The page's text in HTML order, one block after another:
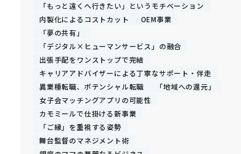
「もっと遠くへ行きたい」というモチベーション
内製化によるコストカット
OEM事業
「夢の共有」
「デジタル×ヒューマンサービス」の融合
出張手配をワンストップで完結
キャリアアドバイザーによる丁寧なサポート・伴走
異業種転職、ポテンシャル転職
「地域への還元」
女子会マッチングアプリの可能性
カモミールで仕掛ける新事業
「ご縁」を重視する姿勢
舞台監督のマネジメント術